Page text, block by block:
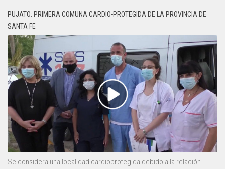
PUJATO: PRIMERA COMUNA CARDIO-PROTEGIDA DE LA PROVINCIA DE
SANTA FE
Se considera una localidad cardioprotegida debido a la relación